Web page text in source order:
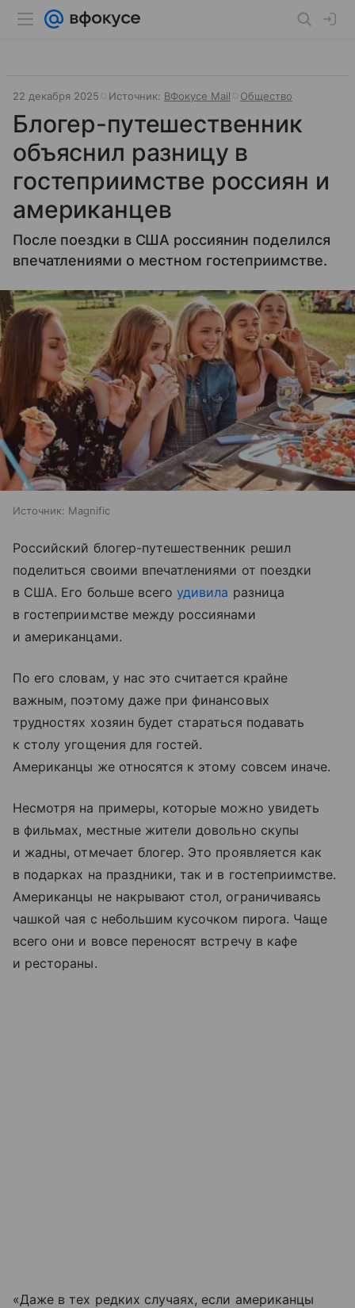
22 декабря 2025 Источник: ВФокусе Mail Общество
Блогер-путешественник
объяснил разницу в
гостеприимстве россиян и
американцев
После поездки в США россиянин поделился
впечатлениями о местном гостеприимстве.
Источник: Magnific
Российский блогер-путешественник решил
поделиться своими впечатлениями от поездки
в США. Его больше всегоудивила разница
в гостеприимстве между россиянами
и американцами.
По его словам, у нас это считается крайне
важным, поэтому даже при финансовых
трудностях хозяин будет стараться подавать
к столу угощения для гостей.
Американцы же относятся к этому совсем иначе.
Несмотря на примеры, которые можно увидеть
в фильмах, местные жители довольно скупы
и жадны, отмечает блогер. Это проявляется как
в подарках на праздники, так и в гостеприимстве.
Американцы не накрывают стол, ограничиваясь
чашкой чая с небольшим кусочком пирога. Чаще
всего они и вовсе переносят встречу в кафе
и рестораны.
«Даже в тех редких случаях, если американцы